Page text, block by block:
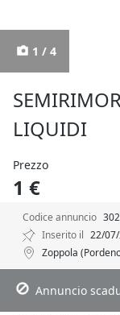
1 / 4
LIQUIDI
Prezzo
1 €
Codice annuncio
Inserito il 22/
Zoppola
Descrizione
Annuncio